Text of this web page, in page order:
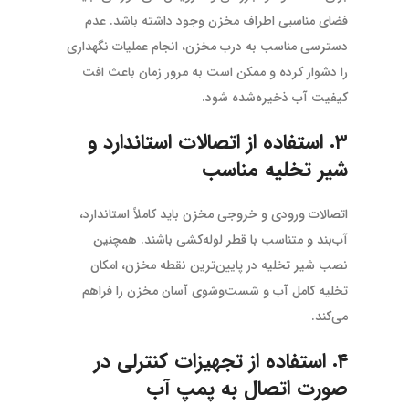
فضای مناسبی اطراف مخزن وجود داشته باشد. عدم
دسترسی مناسب به درب مخزن، انجام عملیات نگهداری
را دشوار کرده و ممکن است به مرور زمان باعث افت
کیفیت آب ذخیره‌شده شود.
۳. استفاده از اتصالات استاندارد و
شیر تخلیه مناسب
اتصالات ورودی و خروجی مخزن باید کاملاً استاندارد،
آب‌بند و متناسب با قطر لوله‌کشی باشند. همچنین
نصب شیر تخلیه در پایین‌ترین نقطه مخزن، امکان
تخلیه کامل آب و شست‌وشوی آسان مخزن را فراهم
می‌کند.
۴. استفاده از تجهیزات کنترلی در
صورت اتصال به پمپ آب